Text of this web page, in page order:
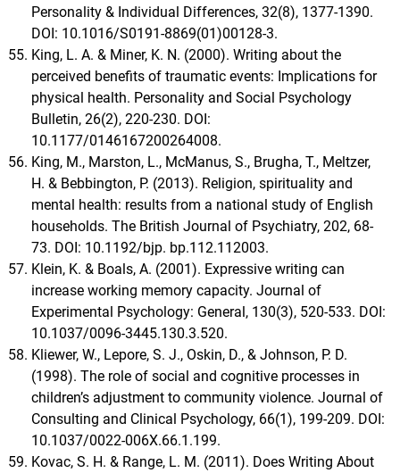
Personality & Individual Differences, 32(8), 1377-1390.
DOI: 10.1016/S0191-8869(01)00128-3.
King, L. A. & Miner, K. N. (2000). Writing about the
perceived benefits of traumatic events: Implications for
physical health. Personality and Social Psychology
Bulletin, 26(2), 220-230. DOI:
10.1177/0146167200264008.
King, M., Marston, L., McManus, S., Brugha, T., Meltzer,
H. & Bebbington, P. (2013). Religion, spirituality and
mental health: results from a national study of English
households. The British Journal of Psychiatry, 202, 68-
73. DOI: 10.1192/bjp. bp.112.112003.
Klein, K. & Boals, A. (2001). Expressive writing can
increase working memory capacity. Journal of
Experimental Psychology: General, 130(3), 520-533. DOI:
10.1037/0096-3445.130.3.520.
Kliewer, W., Lepore, S. J., Oskin, D., & Johnson, P. D.
(1998). The role of social and cognitive processes in
children’s adjustment to community violence. Journal of
Consulting and Clinical Psychology, 66(1), 199-209. DOI:
10.1037/0022-006X.66.1.199.
Kovac, S. H. & Range, L. M. (2011). Does Writing About